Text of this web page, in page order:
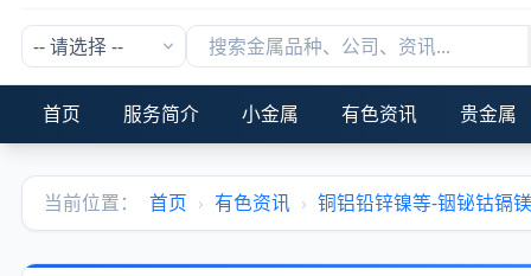
首页 服务简介 小金属 有色资讯 贵金属
当前位置： 首页 › 有色资讯 › 铜铝铅锌镍等-铟铋钴镉